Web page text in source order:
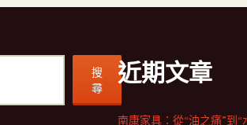
搜
尋
近期文章
南康家具：從“油之痛”到“